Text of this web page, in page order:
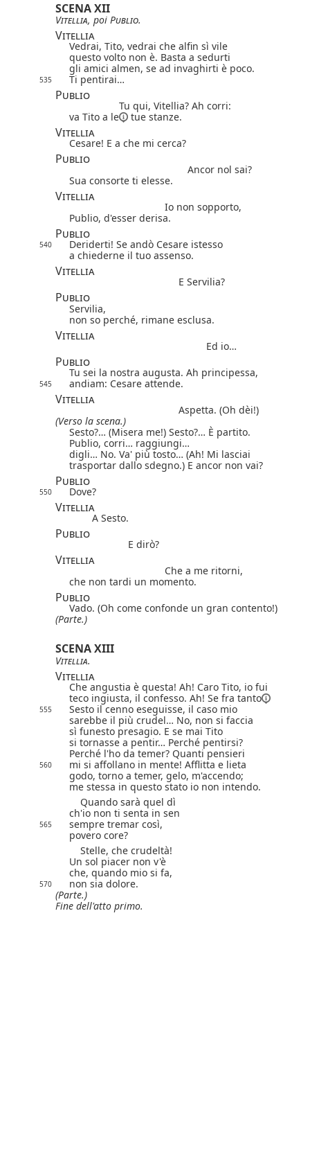
SCENA XII
Vitellia, poi Publio.
Vitellia
Vedrai, Tito, vedrai che alfin sì vile
questo volto non è. Basta a sedurti
gli amici almen, se ad invaghirti è poco.
535 Ti pentirai…
Publio
Tu qui, Vitellia? Ah corri:
va Tito a le tue stanze.
Vitellia
Cesare! E a che mi cerca?
Publio
Ancor nol sai?
Sua consorte ti elesse.
Vitellia
Io non sopporto,
Publio, d'esser derisa.
Publio
540
Deriderti! Se andò Cesare istesso
a chiederne il tuo assenso.
Vitellia
E Servilia?
Publio
Servilia,
non so perché, rimane esclusa.
Vitellia
Ed io…
Publio
Tu sei la nostra augusta. Ah principessa,
545 andiam: Cesare attende.
Vitellia
Aspetta. (Oh dèi!)
(Verso la scena.)
Sesto?… (Misera me!) Sesto?… È partito.
Publio, corri… raggiungi…
digli… No. Va' più tosto… (Ah! Mi lasciai
trasportar dallo sdegno.) E ancor non vai?
Publio
550 Dove?
Vitellia
A Sesto.
Publio
E dirò?
Vitellia
Che a me ritorni,
che non tardi un momento.
Publio
Vado. (Oh come confonde un gran contento!)
(Parte.)
SCENA XIII
Vitellia.
Vitellia
Che angustia è questa! Ah! Caro Tito, io fui
teco ingiusta, il confesso. Ah! Se fra tanto
555
Sesto il cenno eseguisse, il caso mio
sarebbe il più crudel… No, non si faccia
sì funesto presagio. E se mai Tito
si tornasse a pentir… Perché pentirsi?
Perché l'ho da temer? Quanti pensieri
560
mi si affollano in mente! Afflitta e lieta
godo, torno a temer, gelo, m'accendo;
me stessa in questo stato io non intendo.
Quando sarà quel dì
ch'io non ti senta in sen
565
sempre tremar così,
povero core?
Stelle, che crudeltà!
Un sol piacer non v'è
che, quando mio si fa,
570
non sia dolore.
(Parte.)
Fine dell'atto primo.